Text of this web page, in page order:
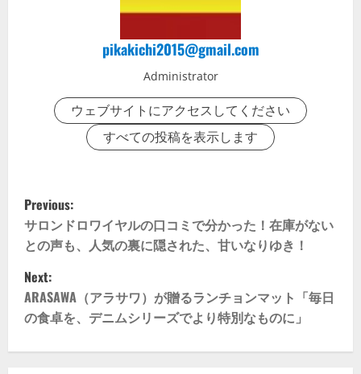
pikakichi2015@gmail.com
Administrator
ウェブサイトにアクセスしてください
すべての投稿を表示します
P
o
s
t
n
Previous:
サロンドロワイヤルの口コミで分かった！在庫がない
との声も、人気の裏に隠された、甘いなりゆき！
Next:
ARASAWA（アラサワ）が贈るランチョンマット「毎日
の食卓を、デニムシリーズでより特別なものに」